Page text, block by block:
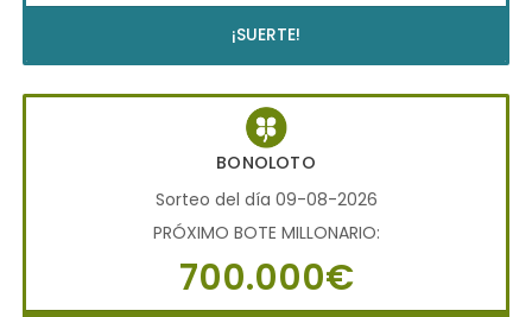
¡SUERTE!
BONOLOTO
Sorteo del día 09-08-2026
PRÓXIMO BOTE MILLONARIO:
700.000€